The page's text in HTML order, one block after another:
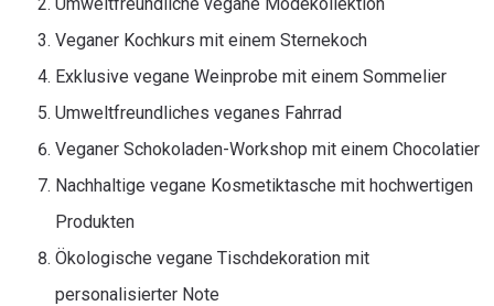
Veganer Kochkurs mit einem Sternekoch
Exklusive vegane Weinprobe mit einem Sommelier
Umweltfreundliches veganes Fahrrad
Veganer Schokoladen-Workshop mit einem Chocolatier
Nachhaltige vegane Kosmetiktasche mit hochwertigen
Produkten
Ökologische vegane Tischdekoration mit
personalisierter Note